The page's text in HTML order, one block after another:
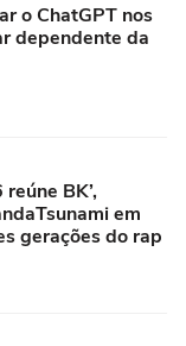
o ChatGPT nos
dependente da
BK’,
em
gerações do rap